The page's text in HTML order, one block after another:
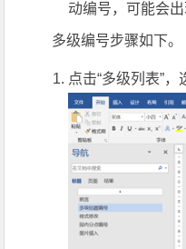
动编号，可能会出
多级编号步骤如下。
点击“多级列表”，